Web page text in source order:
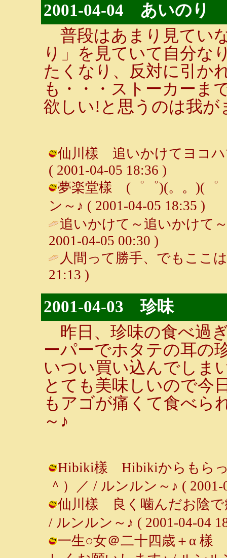
2001-04-04 あいのり
普段はあまり見てい
り」を見ていて自分な
たくなり、反対に引か
も・・・ストーカーま
欲しい!と思うのは我が
仙川樣 追いかけてヨコハ
( 2001-04-05 18:36 )
夢楽堂樣 (゜゜)(。。)(゜
ン～♪ ( 2001-04-05 18:35 )
追いかけて～追いかけて
2001-04-05 00:30 )
人間って勝手、でもここ
21:13 )
2001-04-03 珍味
昨日、珍味の食べ過
ーパーでホタテの耳の
いつい買い込んでしま
とても美味しいので今
もアゴが痛くて食べら
～♪
Hibiki樣 Hibikiからもらっ
＾）／ / ルンルン～♪ ( 2001-
仙川樣 良く噛んだお陰で
/ ルンルン～♪ ( 2001-04-04
一生○女＠二十四歳＋α 樣